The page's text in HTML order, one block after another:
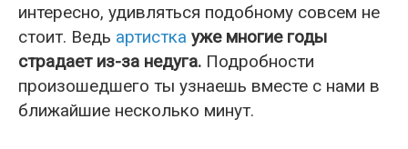
интересно, удивляться подобному совсем не
стоит. Ведь артистка уже многие годы
страдает из-за недуга. Подробности
произошедшего ты узнаешь вместе с нами в
ближайшие несколько минут.